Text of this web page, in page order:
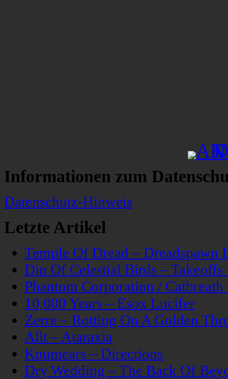
Informationen zum
Datenschutz-Hinweis
Letzte Artikel
Temple Of Dread – Dreadspawn
Din Of Celestial Birds –
Phantom Corporation /
10,000 Years – Esox Lucifer
Zerre – Rotting On A Golden
Allt – Ataraxia
Knumears – Directions
Dry Wedding – The Back Of